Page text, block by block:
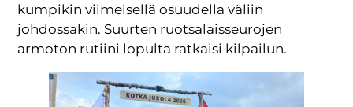
kumpikin viimeisellä osuudella väliin
johdossakin. Suurten ruotsalaisseurojen
armoton rutiini lopulta ratkaisi kilpailun.